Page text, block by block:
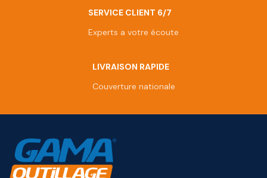
SERVICE CLIENT 6/7
Experts a votre écoute
LIVRAISON RAPIDE
Couverture nationale